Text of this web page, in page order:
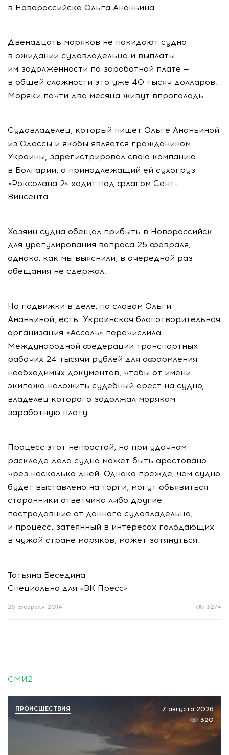
в Новороссийске Ольга Ананьина.
Двенадцать моряков не покидают судно
в ожидании судовладельца и выплаты
им задолженности по заработной плате —
в общей сложности это уже 40 тысяч долларов.
Моряки почти два месяца живут впроголодь.
Судовладелец, который пишет Ольге Ананьиной
из Одессы и якобы является гражданином
Украины, зарегистрировал свою компанию
в Болгарии, а принадлежащий ей сухогруз
«Роксолана 2» ходит под флагом Сент-
Винсента.
Хозяин судна обещал прибыть в Новороссийск
для урегулирования вопроса 25 февраля,
однако, как мы выяснили, в очередной раз
обещания не сдержал.
Но подвижки в деле, по словам Ольги
Ананьиной, есть. Украинская благотворительная
организация «Ассоль» перечислила
Международной федерации транспортных
рабочих 24 тысячи рублей для оформления
необходимых документов, чтобы от имени
экипажа наложить судебный арест на судно,
владелец которого задолжал морякам
заработную плату.
Процесс этот непростой, но при удачном
раскладе дела судно может быть арестовано
чрез несколько дней. Однако прежде, чем судно
будет выставлено на торги, могут объявиться
сторонники ответчика либо другие
пострадавшие от данного судовладельца,
и процесс, затеянный в интересах голодающих
в чужой стране моряков, может затянуться.
Татьяна Беседина
Специально для «ВК Пресс»
3274
25 февраля 2014
СМИ2
7 августа 2026
320
ПРОИСШЕСТВИЯ